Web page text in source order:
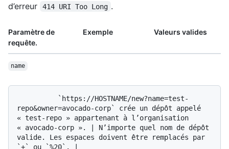
d’erreur
414 URI Too Long .
Paramètre de
requête.
Exemple Valeurs valides
name
repo&owner=avocado-corp` crée un dépôt appelé
« test-repo » appartenant à l’organisation
« avocado-corp ». | N’importe quel nom de dépôt
valide. Les espaces doivent être remplacés par